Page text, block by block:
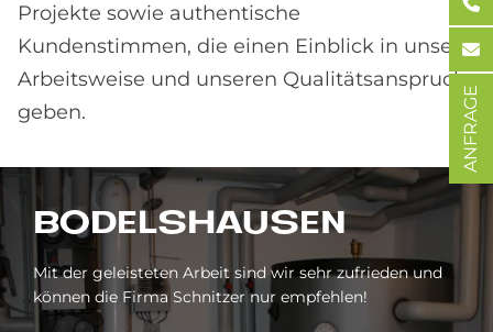
Projekte sowie authentische
Kundenstimmen, die einen Einblick in unsere
Arbeitsweise und unseren Qualitätsanspruch
geben.
BO­DELS­HAU­SEN
Mit der geleisteten Arbeit sind wir sehr zufrieden und
können die Firma Schnitzer nur empfehlen!
ANFRAGE